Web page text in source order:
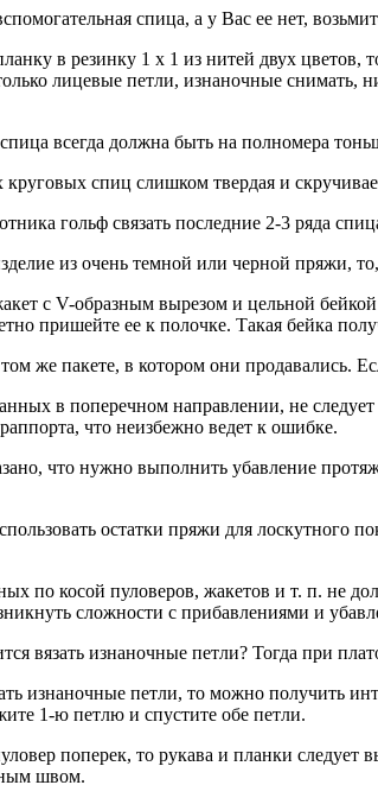
спица, а у Вас ее нет,
в резинку 1 х 1 из нитей двух цветов,
лицевые петли, изнаночные снимать,
всегда должна быть на полномера
спиц слишком твердая и
гольф связать последние 2-3 ряда
из очень темной или черной пряжи,
с V-образным вырезом и цельной
пришейте ее к полочке. Такая бейка
же пакете, в котором они продавались.
в поперечном направлении, не
что неизбежно ведет к ошибке.
что нужно выполнить убавление
остатки пряжи для лоскутного
по косой пуловеров, жакетов и т. п. не
сложности с прибавлениями и
вязать изнаночные петли? Тогда при
изнаночные петли, то можно получить
1-ю петлю и спустите обе петли.
поперек, то рукава и планки
швом.